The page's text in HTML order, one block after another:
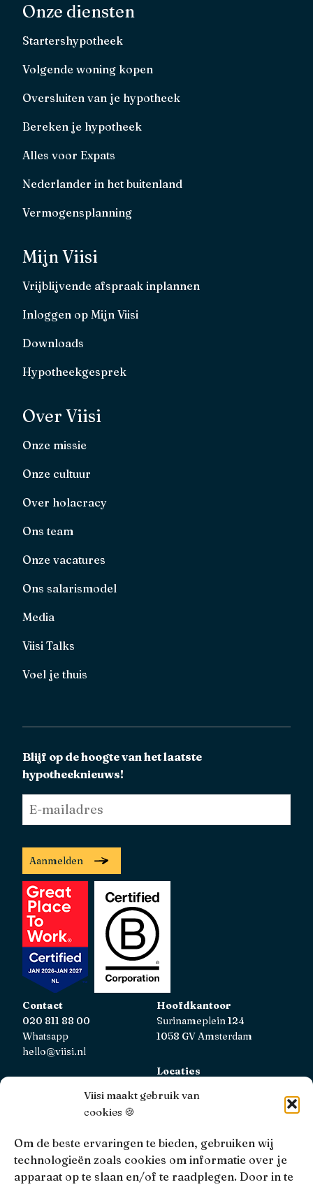
Viisi maakt gebruik van
cookies 🍪
Om de beste ervaringen te bieden, gebruiken wij
technologieën zoals cookies om informatie over je
apparaat op te slaan en/of te raadplegen. Door in te
Onze diensten
Startershypotheek
Volgende woning kopen
Oversluiten van je hypotheek
Bereken je hypotheek
Alles voor Expats
Nederlander in het buitenland
Vermogensplanning
Mijn Viisi
Vrijblijvende afspraak inplannen
Inloggen op Mijn Viisi
Downloads
Hypotheekgesprek
Over Viisi
Onze missie
Onze cultuur
Over holacracy
Ons team
Onze vacatures
Ons salarismodel
Media
Viisi Talks
Voel je thuis
Blijf op de hoogte van het laatste
hypotheeknieuws!
mailadres *
Aanmelden
Contact
020 811 88 00
Whatsapp
hello@viisi.nl
Hoofdkantoor
Surinameplein 124
1058 GV Amsterdam
Locaties
Viisi Hypotheken is geregistreerd bij de AFM.
Registratienummer: 12039833